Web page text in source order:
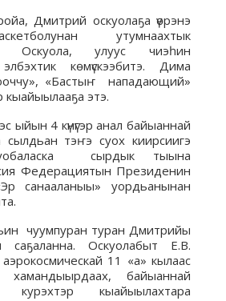
Дмитрий оскуолаҕа үөрэнэ
утумнаахтык
Оскуола, улуус чиэһин
элбэхтик көмүскээбитэ. Дима
«Бастыҥ нападающий»
кыайыылааҕа этэ.
ыйын 4 күнүгэр анал байыаннай
тэҥэ суох киирсиигэ
сырдык тыына
Федерациятын Президенин
санааланыы» уордьанынан
чуумпуран туран Дмитрийы
саҕаланна. Оскуолабыт Е.В.
11 «а» кылаас
байыаннай
курэхтэр кыайыылахтара